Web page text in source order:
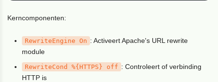
Kerncomponenten:
RewriteEngine On : Activeert Apache's URL rewrite
module
RewriteCond %{HTTPS} off : Controleert of verbinding
HTTP is